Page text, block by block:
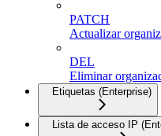
PATCH
Actualizar
DEL
Eliminar
Etiquetas (Enterprise)
Lista de acceso IP